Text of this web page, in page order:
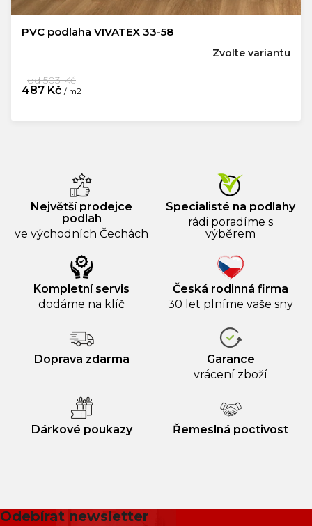
PVC podlaha VIVATEX 33-58
od 503 Kč
487 Kč / m2
Zvolte variantu
Největší prodejce
podlah
ve východních Čechách
Specialisté na podlahy
rádi poradíme s
výběrem
Kompletní servis
dodáme na klíč
Česká rodinná firma
30 let plníme vaše sny
Doprava zdarma
Garance
vrácení zboží
Dárkové poukazy Řemeslná poctivost
Odebírat newsletter